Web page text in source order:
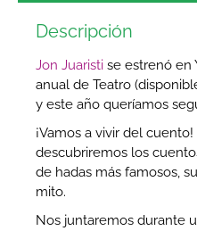
Descripción
Jon Juaristi se estrenó en
anual de Teatro
y este año queríamos
¡Vamos a vivir del
descubriremos los
de hadas más famosos,
mito.
Nos juntaremos durante